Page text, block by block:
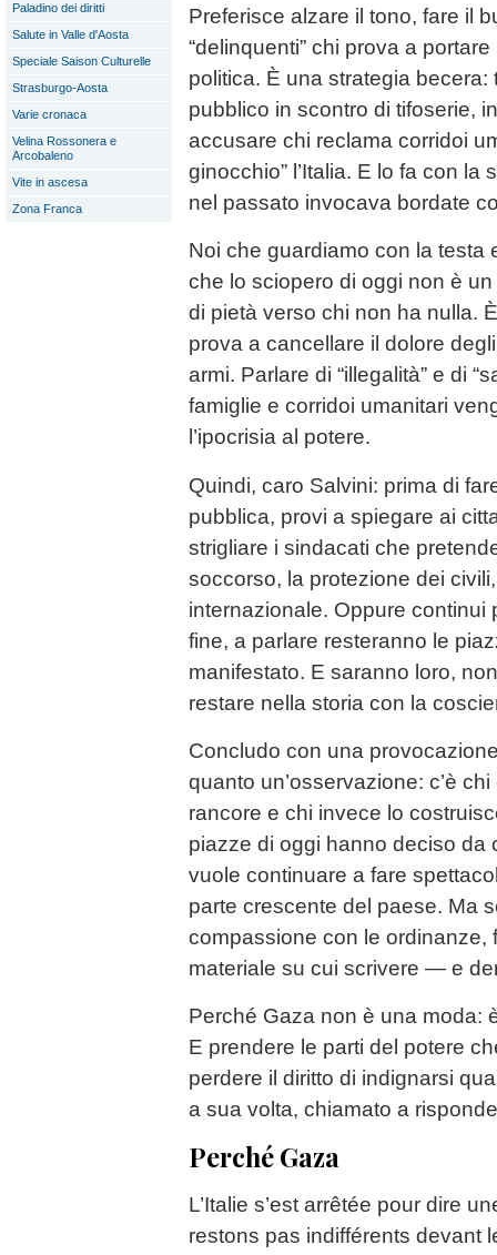
Paladino dei diritti
Salute in Valle d'Aosta
Speciale Saison Culturelle
Strasburgo-Aosta
Varie cronaca
Velina Rossonera e
Arcobaleno
Vite in ascesa
Zona Franca
Preferisce alzare il tono, fare il
“delinquenti” chi prova a
politica. È una strategia
pubblico in scontro di tifoserie,
accusare chi reclama corridoi
ginocchio” l’Italia. E lo fa con
nel passato invocava bordate
Noi che guardiamo con la testa
che lo sciopero di oggi non è
di pietà verso chi non ha nulla.
prova a cancellare il dolore
armi. Parlare di “illegalità” e di
famiglie e corridoi umanitari
l’ipocrisia al potere.
Quindi, caro Salvini: prima di
pubblica, provi a spiegare ai
strigliare i sindacati che
soccorso, la protezione dei
internazionale. Oppure continui
fine, a parlare resteranno le
manifestato. E saranno loro,
restare nella storia con la
Concludo con una
quanto un’osservazione: c’è
rancore e chi invece lo
piazze di oggi hanno deciso da
vuole continuare a fare
parte crescente del paese. Ma
compassione con le ordinanze,
materiale su cui scrivere — e
Perché Gaza non è una moda:
E prendere le parti del potere
perdere il diritto di indignarsi
a sua volta, chiamato a
Perché Gaza
L’Italie s’est arrêtée pour dire
restons pas indifférents devant